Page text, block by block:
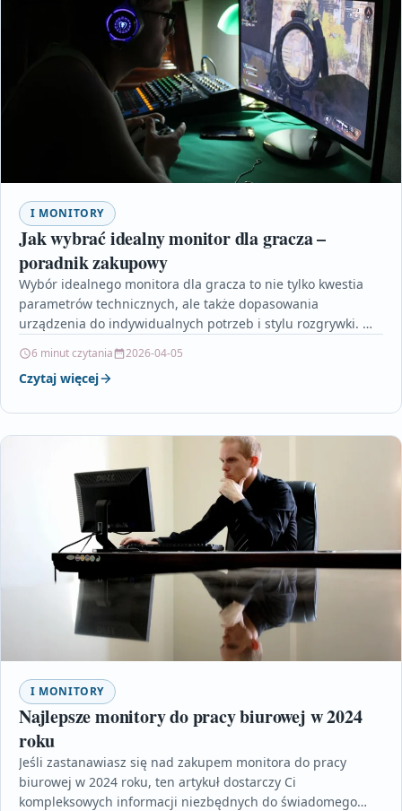
I MONITORY
Jak wybrać idealny monitor dla gracza –
poradnik zakupowy
Wybór idealnego monitora dla gracza to nie tylko kwestia
parametrów technicznych, ale także dopasowania
urządzenia do indywidualnych potrzeb i stylu rozgrywki. W
6 minut czytania 2026-04-05
Czytaj więcej
I MONITORY
Najlepsze monitory do pracy biurowej w 2024
roku
Jeśli zastanawiasz się nad zakupem monitora do pracy
biurowej w 2024 roku, ten artykuł dostarczy Ci
kompleksowych informacji niezbędnych do świadomego